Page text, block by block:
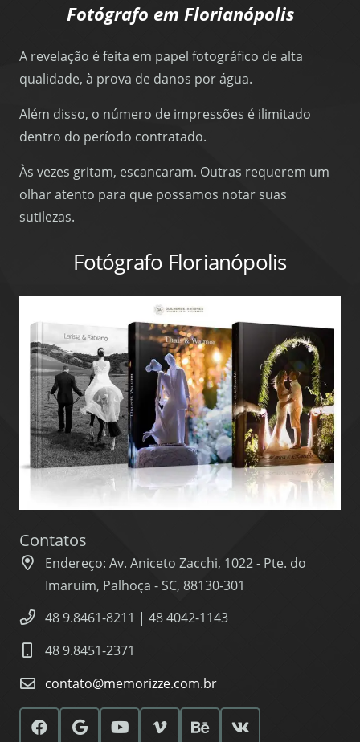
Fotógrafo em Florianópolis
A revelação é feita em papel fotográfico de alta
qualidade, à prova de danos por água.
Além disso, o número de impressões é ilimitado
dentro do período contratado.
Às vezes gritam, escancaram. Outras requerem um
olhar atento para que possamos notar suas
sutilezas.
Fotógrafo Florianópolis
Contatos
Endereço: Av. Aniceto Zacchi, 1022 - Pte. do
Imaruim, Palhoça - SC, 88130-301
48 9.8461-8211 | 48 4042-1143
48 9.8451-2371
contato@memorizze.com.br